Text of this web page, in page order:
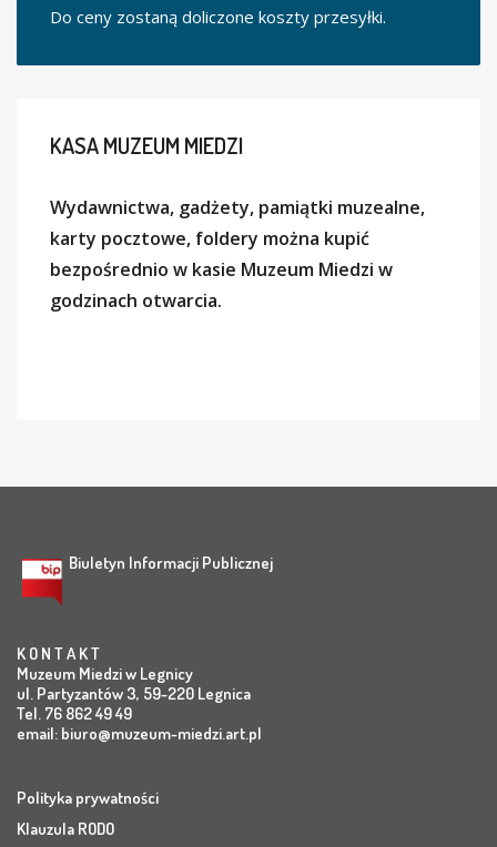
Do ceny zostaną doliczone koszty przesyłki.
KASAMUZEUM MIEDZI
Wydawnictwa, gadżety, pamiątki muzealne,
karty pocztowe, foldery można kupić
bezpośrednio w kasie Muzeum Miedzi w
godzinach otwarcia.
Biuletyn Informacji Publicznej
K O N T A K T
Muzeum Miedzi w Legnicy
ul. Partyzantów 3, 59-220 Legnica
Tel. 76 862 49 49
email: biuro@muzeum-miedzi.art.pl
Polityka prywatności
Klauzula RODO